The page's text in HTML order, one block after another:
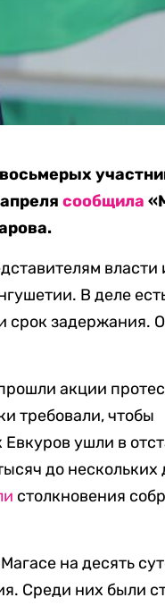
сообщила
власти
В деле
срок задержания.
акции
требовали, чтобы
ушли в
до нескольких
столкновения
на десять
Среди них были